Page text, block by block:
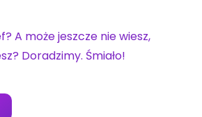
A może jeszcze nie wiesz,
Doradzimy. Śmiało!